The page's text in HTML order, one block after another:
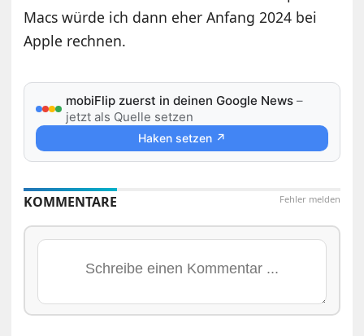
Macs würde ich dann eher Anfang 2024 bei
Apple rechnen.
mobiFlip zuerst in deinen Google News –
jetzt als Quelle setzen
Haken setzen ↗
Fehler melden
KOMMENTARE